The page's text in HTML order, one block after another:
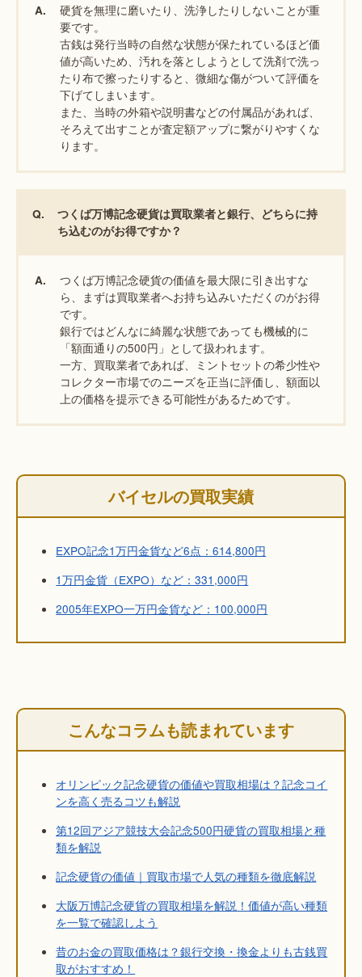
A.
硬貨を無理に磨いたり、洗浄したりしないことが重
要です。
古銭は発行当時の自然な状態が保たれているほど価
値が高いため、汚れを落としようとして洗剤で洗っ
たり布で擦ったりすると、微細な傷がついて評価を
下げてしまいます。
また、当時の外箱や説明書などの付属品があれば、
そろえて出すことが査定額アップに繋がりやすくな
ります。
Q.
つくば万博記念硬貨は買取業者と銀行、どちらに持
ち込むのがお得ですか？
A.
つくば万博記念硬貨の価値を最大限に引き出すな
ら、まずは買取業者へお持ち込みいただくのがお得
です。
銀行ではどんなに綺麗な状態であっても機械的に
「額面通りの500円」として扱われます。
一方、買取業者であれば、ミントセットの希少性や
コレクター市場でのニーズを正当に評価し、額面以
上の価格を提示できる可能性があるためです。
バイセルの買取実績
EXPO記念1万円金貨など6点：614,800円
1万円金貨（EXPO）など：331,000円
2005年EXPO一万円金貨など：100,000円
こんなコラムも読まれています
オリンピック記念硬貨の価値や買取相場は？記念コイ
ンを高く売るコツも解説
第12回アジア競技大会記念500円硬貨の買取相場と種
類を解説
記念硬貨の価値｜買取市場で人気の種類を徹底解説
大阪万博記念硬貨の買取相場を解説！価値が高い種類
を一覧で確認しよう
昔のお金の買取価格は？銀行交換・換金よりも古銭買
取がおすすめ！